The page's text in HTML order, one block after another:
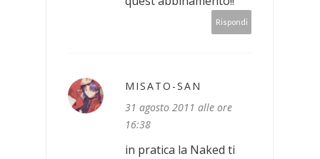
Rispondi
MISATO-SAN
31 agosto 2011 alle ore
16:38
in pratica la Naked ti